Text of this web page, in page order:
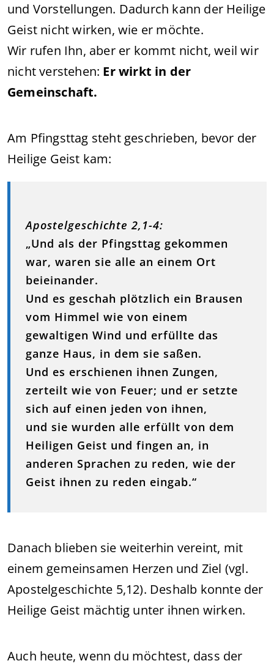
und Vorstellungen. Dadurch kann der Heilige
Geist nicht wirken, wie er möchte.
Wir rufen Ihn, aber er kommt nicht, weil wir
nicht verstehen: Er wirkt in der
Gemeinschaft.
Am Pfingsttag steht geschrieben, bevor der
Heilige Geist kam:
Apostelgeschichte 2,1-4:
„Und als der Pfingsttag gekommen
war, waren sie alle an einem Ort
beieinander.
Und es geschah plötzlich ein Brausen
vom Himmel wie von einem
gewaltigen Wind und erfüllte das
ganze Haus, in dem sie saßen.
Und es erschienen ihnen Zungen,
zerteilt wie von Feuer; und er setzte
sich auf einen jeden von ihnen,
und sie wurden alle erfüllt von dem
Heiligen Geist und fingen an, in
anderen Sprachen zu reden, wie der
Geist ihnen zu reden eingab.“
Danach blieben sie weiterhin vereint, mit
einem gemeinsamen Herzen und Ziel (vgl.
Apostelgeschichte 5,12). Deshalb konnte der
Heilige Geist mächtig unter ihnen wirken.
Auch heute, wenn du möchtest, dass der